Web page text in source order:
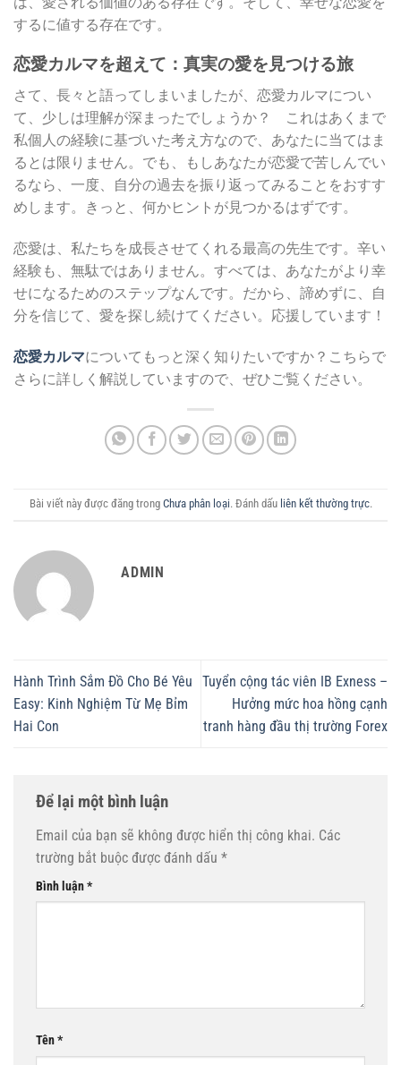
するに値する存在です。
恋愛カルマを超えて：真実の愛を見つける旅
さて、長々と語ってしまいましたが、恋愛カルマについ
て、少しは理解が深まったでしょうか？ これはあくまで
私個人の経験に基づいた考え方なので、あなたに当てはま
るとは限りません。でも、もしあなたが恋愛で苦しんでい
るなら、一度、自分の過去を振り返ってみることをおすす
めします。きっと、何かヒントが見つかるはずです。
恋愛は、私たちを成長させてくれる最高の先生です。辛い
経験も、無駄ではありません。すべては、あなたがより幸
せになるためのステップなんです。だから、諦めずに、自
分を信じて、愛を探し続けてください。応援しています！
恋愛カルマについてもっと深く知りたいですか？こちらで
さらに詳しく解説していますので、ぜひご覧ください。
Bài viết này được đăng trong Chưa phân loại. Đánh dấu liên kết thường trực.
ADMIN
Hành Trình Sắm Đồ Cho Bé Yêu
Easy: Kinh Nghiệm Từ Mẹ Bỉm
Hai Con
Tuyển cộng tác viên IB Exness –
Hưởng mức hoa hồng cạnh
tranh hàng đầu thị trường Forex
Để lại một bình luận
Email của bạn sẽ không được hiển thị công khai. Các
trường bắt buộc được đánh dấu *
Bình luận*
Tên*